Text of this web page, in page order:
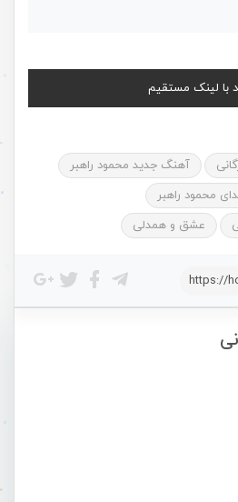
با لینک مستقیم
آهنگ جدید محمود راهبر
محمود راهبر
عشق و همدلی
https://